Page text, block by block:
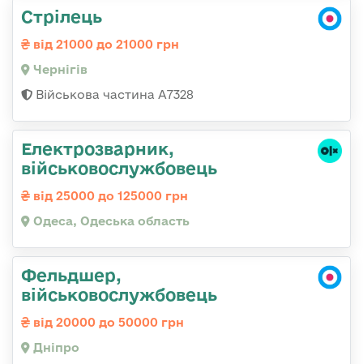
Стрілець
від 21000 до 21000 грн
Чернігів
Військова частина А7328
Електрозварник,
військовослужбовець
від 25000 до 125000 грн
Одеса, Одеська область
Фельдшер,
військовослужбовець
від 20000 до 50000 грн
Дніпро